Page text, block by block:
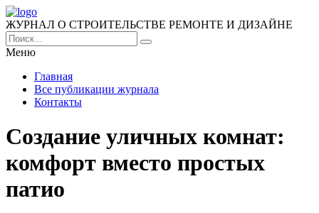
ЖУРНАЛ О СТРОИТЕЛЬСТВЕ РЕМОНТЕ И ДИЗАЙНЕ
Меню
Главная
Все публикации журнала
Контакты
Создание уличных комнат:
комфорт вместо простых
патио